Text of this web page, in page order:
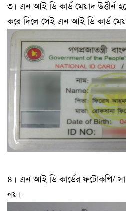
৩। এন আই ডি কার্ড মেয়াদ
করে দিলে সেই এন আই ডি কার্ড
৪। এন আই ডি কার্ডের ফটোকপি/
নয়।